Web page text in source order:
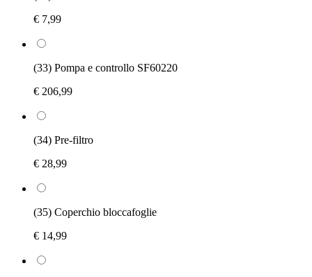
€ 7,99
(33) Pompa e controllo SF60220
€ 206,99
(34) Pre-filtro
€ 28,99
(35) Coperchio bloccafoglie
€ 14,99